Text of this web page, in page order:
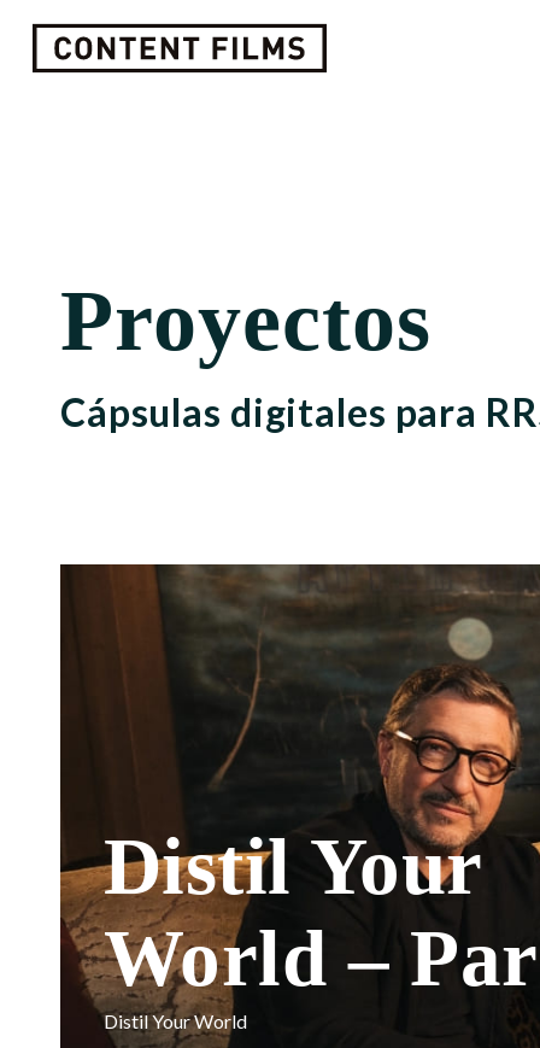
Proyectos
Cápsulas digitales para
Distil Your
World –
Distil Your World